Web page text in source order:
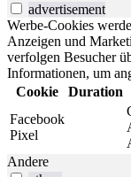
advertisement
Werbe-Cookies
Anzeigen und
verfolgen Besucher
Informationen, um
Cookie
Duration
Facebook
Pixel
Andere